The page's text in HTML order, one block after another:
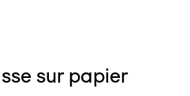
sur papier